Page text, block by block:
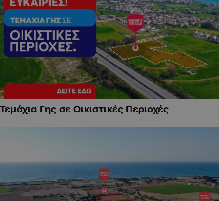
Τεμάχια Γης σε Οικιστικές Περιοχές